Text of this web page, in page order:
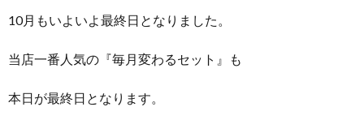
10月もいよいよ最終日となりました。
当店一番人気の『毎月変わるセット』も
本日が最終日となります。